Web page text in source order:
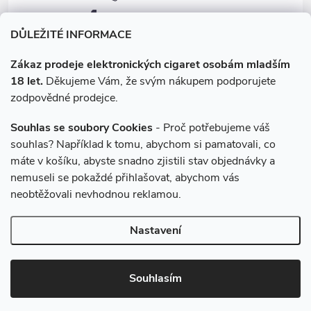
DŮLEŽITÉ INFORMACE
Zákaz prodeje elektronických cigaret osobám mladším
18 let. Děkujeme Vám, že svým nákupem podporujete
zodpovědné prodejce.
Souhlas se soubory Cookies - Proč potřebujeme váš
souhlas? Například k tomu, abychom si pamatovali, co
máte v košíku, abyste snadno zjistili stav objednávky a
nemuseli se pokaždé přihlašovat, abychom vás
neobtěžovali nevhodnou reklamou.
Nastavení
Souhlasím
p
i
s
u
Instagram
Vytvořil Shoptet
e-cigarety.cz. Všechna práva vyhrazena.
nastavení cookies